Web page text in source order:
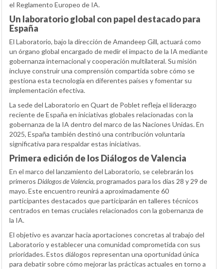
el Reglamento Europeo de IA.
Un laboratorio global con papel destacado para
España
El Laboratorio, bajo la dirección de Amandeep Gill, actuará como
un órgano global encargado de medir el impacto de la IA mediante
gobernanza internacional y cooperación multilateral. Su misión
incluye construir una comprensión compartida sobre cómo se
gestiona esta tecnología en diferentes países y fomentar su
implementación efectiva.
La sede del Laboratorio en Quart de Poblet refleja el liderazgo
reciente de España en iniciativas globales relacionadas con la
gobernanza de la IA dentro del marco de las Naciones Unidas. En
2025, España también destinó una contribución voluntaria
significativa para respaldar estas iniciativas.
Primera edición de los Diálogos de Valencia
En el marco del lanzamiento del Laboratorio, se celebrarán los
primeros Diálogos de Valencia, programados para los días 28 y 29 de
mayo. Este encuentro reunirá a aproximadamente 60
participantes destacados que participarán en talleres técnicos
centrados en temas cruciales relacionados con la gobernanza de
la IA.
El objetivo es avanzar hacia aportaciones concretas al trabajo del
Laboratorio y establecer una comunidad comprometida con sus
prioridades. Estos diálogos representan una oportunidad única
para debatir sobre cómo mejorar las prácticas actuales en torno a